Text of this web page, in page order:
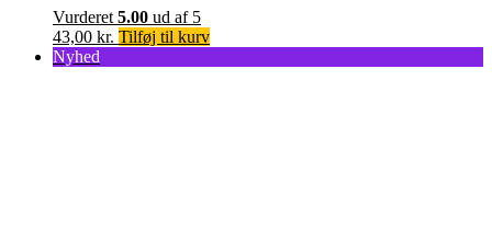
Vurderet 5.00 ud af 5
43,00 kr. Tilføj til kurv
Nyhed